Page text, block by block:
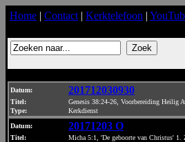
Home | Contact | Kerktelefoon |
Datum: 201712030930
Titel:
Genesis 38:24-26, Voorbereiding Heilig
Type:
Kerkdienst
Datum: 20171203 O
Titel:
Micha 5:1, 'De geboorte van Christus'